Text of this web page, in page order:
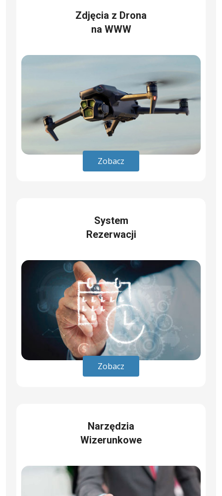
Zdjęcia z Drona
na WWW
Zobacz
System
Rezerwacji
Zobacz
Narzędzia
Wizerunkowe